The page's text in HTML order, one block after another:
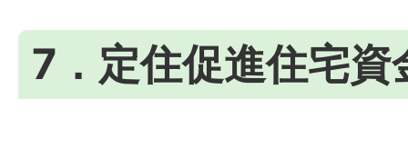
7．定住促進住宅資